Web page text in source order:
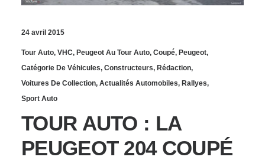
24 avril 2015
Tour Auto, VHC, Peugeot Au Tour Auto, Coupé, Peugeot,
Catégorie De Véhicules, Constructeurs, Rédaction,
Voitures De Collection, Actualités Automobiles, Rallyes,
Sport Auto
TOUR AUTO : LA
PEUGEOT 204 COUPÉ